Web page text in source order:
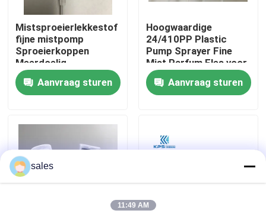
Kwaliteitscontrole
Neem contact met ons op
De Spuitbus van de parfumpomp
De spuitbus van de trekkerpomp
Mistsproeierlekkestof
fijne mistpomp
Sproeierkoppen
Meerdoelig
herbruikbaar K304
Aanvraag sturen
Hoogwaardige
24/410PP Plastic
Pump Sprayer Fine
Mist Parfum Fles voor
huidverzorging Serum
Lotion Shampoo
Aanvraag sturen
sales
11:49 AM